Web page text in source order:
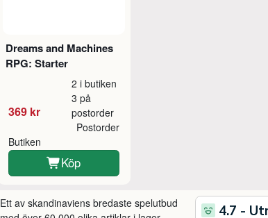
Dreams and Machines
RPG: Starter
369 kr
2 i butiken
3 på
postorder
Butiken
Postorder
Köp
Ett av skandinaviens bredaste spelutbud